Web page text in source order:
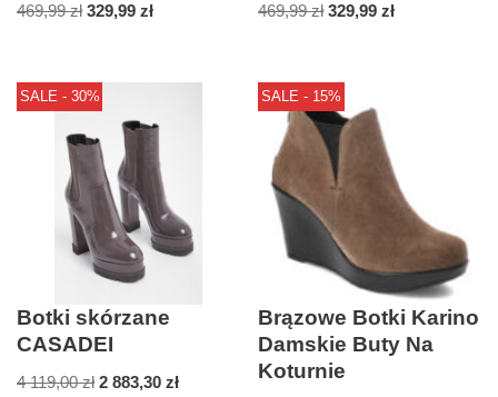
469,99zł 329,99 zł 469,99zł 329,99zł
SALE - 30%
Botki skórzane
CASADEI
4 119,00zł 2 883,30 zł
SALE - 15%
Brązowe Botki Karino
Damskie Buty Na
Koturnie